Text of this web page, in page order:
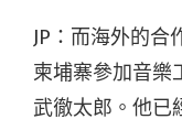
JP：而海外的合
柬埔寨參加音樂
武徹太郎。他已